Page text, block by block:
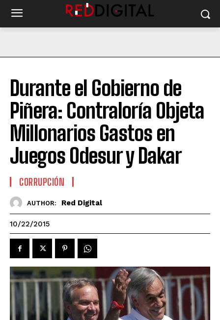
Durante el Gobierno de
Piñera: Contraloría Objeta
Millonarios Gastos en
Juegos Odesur y Dakar
CORRUPCIÓN
AUTHOR: Red Digital
10/22/2015